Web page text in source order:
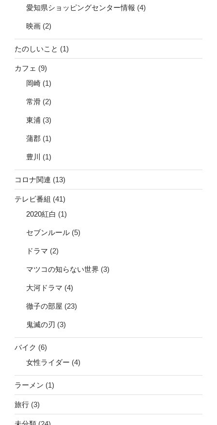
愛知県ショッピングセンター情報 (4)
映画 (2)
たのしいこと (1)
カフェ (9)
岡崎 (1)
常滑 (2)
東浦 (3)
蒲郡 (1)
豊川 (1)
コロナ関連 (13)
テレビ番組 (41)
2020紅白 (1)
セブンルール (5)
ドラマ (2)
マツコの知らない世界 (3)
大河ドラマ (4)
徹子の部屋 (23)
鬼滅の刃 (3)
バイク (6)
女性ライダー (4)
ラーメン (1)
旅行 (3)